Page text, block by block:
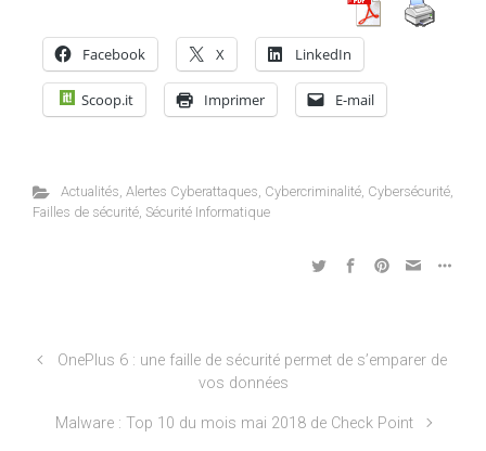
Facebook X LinkedIn
Scoop.it Imprimer E-mail
Actualités, Alertes Cyberattaques, Cybercriminalité, Cybersécurité,
Failles de sécurité, Sécurité Informatique
OnePlus 6 : une faille de sécurité permet de s’emparer de
vos données
Malware : Top 10 du mois mai 2018 de Check Point